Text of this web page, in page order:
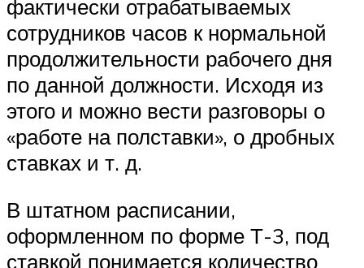
фактически отрабатываемых
сотрудников часов к нормальной
продолжительности рабочего дня
по данной должности. Исходя из
этого и можно вести разговоры о
«работе на полставки», о дробных
ставках и т. д.
В штатном расписании,
оформленном по форме Т-3, под
ставкой понимается количество